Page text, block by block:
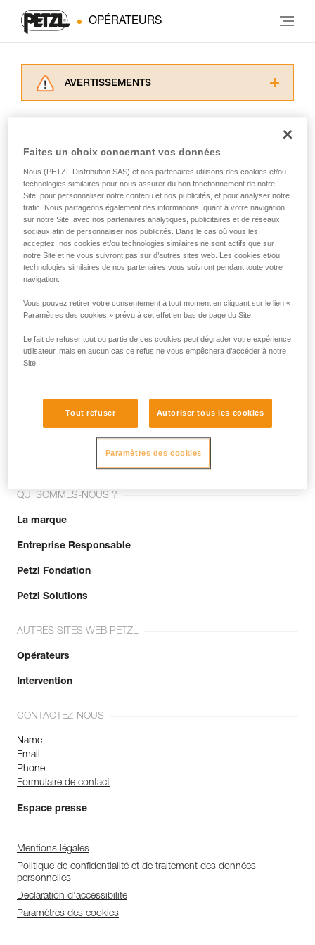
OPÉRATEURS
AVERTISSEMENTS
informations de la notice technique pour
d’informations.
Maîtriser ces techniques nécessite une
formation et un entraînement spécifique. Validez
avec un professionnel votre capacité à refaire
la manipulation, seul, en toute sécurité, avant
de la reproduire en autonomie.
Nous donnons des exemples de techniques
Voir tous les conseils
Abonnez-vous à la newsletter
et restez connecté à notre actualité
Email *
Rejoignez la communauté !
QUI SOMMES-NOUS ?
La marque
Entreprise Responsable
Petzl Fondation
Petzl Solutions
AUTRES SITES WEB PETZL
Opérateurs
Intervention
CONTACTEZ-NOUS
Name
Email
Phone
Formulaire de contact
Espace presse
Mentions légales
Politique de confidentialité et de traitement des données
personnelles
Déclaration d'accessibilité
Paramètres des cookies
Faites un choix concernant vos données
Nous (PETZL Distribution SAS) et nos partenaires utilisons des cookies et/ou
technologies similaires pour nous assurer du bon fonctionnement de notre
Site, pour personnaliser notre contenu et nos publicités, et pour analyser notre
trafic. Nous partageons également des informations, quant à votre navigation
sur notre Site, avec nos partenaires analytiques, publicitaires et de réseaux
sociaux afin de personnaliser nos publicités. Dans le cas où vous les
acceptez, nos cookies et/ou technologies similaires ne sont actifs que sur
notre Site et ne vous suivront pas sur d’autres sites web. Les cookies et/ou
technologies similaires de nos partenaires vous suivront pendant toute votre
navigation.
Vous pouvez retirer votre consentement à tout moment en cliquant sur le lien «
Paramètres des cookies » prévu à cet effet en bas de page du Site.
Le fait de refuser tout ou partie de ces cookies peut dégrader votre expérience
utilisateur, mais en aucun cas ce refus ne vous empêchera d’accéder à notre
Site.
Tout refuser Autoriser tous les cookies
Paramètres des cookies